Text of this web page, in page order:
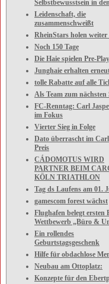
Selbstbewusstsein in
Leidenschaft, die
zusammenschweißt
RheinStars holen weiter
Noch 150 Tage
Die Haie spielen Pre-
Junghaie erhalten
tolle Rabatte auf alle
Als Team zum nächsten
FC-Renntag: Carl
im Fokus
Vierter Sieg in Folge
Dato überrascht im
Preis
CÁDOMOTUS WIRD
PARTNER BEIM
KÖLN TRIATHLON
Tag ds Laufens am 01.
gamescom forest wächst
Flughafen belegt ersten
Wettbewerb „Büro &
Ein rollendes
Geburtstagsgeschenk
Hilfe für obdachlose
Neubau am Ottoplatz:
Konzepte für den